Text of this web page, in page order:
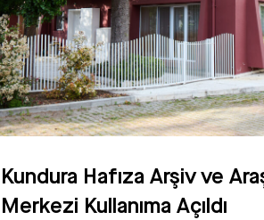
Kundura Hafıza Arşiv ve
Merkezi Kullanıma Açıldı